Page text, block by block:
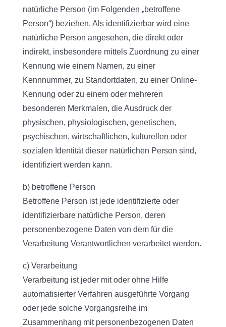
natürliche Person (im Folgenden „betroffene
Person“) beziehen. Als identifizierbar wird eine
natürliche Person angesehen, die direkt oder
indirekt, insbesondere mittels Zuordnung zu einer
Kennung wie einem Namen, zu einer
Kennnummer, zu Standortdaten, zu einer Online-
Kennung oder zu einem oder mehreren
besonderen Merkmalen, die Ausdruck der
physischen, physiologischen, genetischen,
psychischen, wirtschaftlichen, kulturellen oder
sozialen Identität dieser natürlichen Person sind,
identifiziert werden kann.
b) betroffene Person
Betroffene Person ist jede identifizierte oder
identifizierbare natürliche Person, deren
personenbezogene Daten von dem für die
Verarbeitung Verantwortlichen verarbeitet werden.
c) Verarbeitung
Verarbeitung ist jeder mit oder ohne Hilfe
automatisierter Verfahren ausgeführte Vorgang
oder jede solche Vorgangsreihe im
Zusammenhang mit personenbezogenen Daten